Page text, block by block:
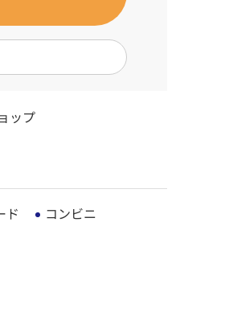
ップ
ド コンビニ